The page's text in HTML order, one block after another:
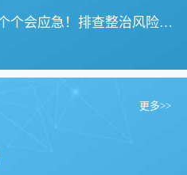
更多>>